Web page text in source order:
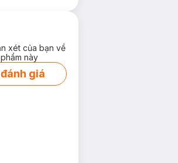
tông nude, nâu
thế mà các cô
xét của bạn về
này
giá